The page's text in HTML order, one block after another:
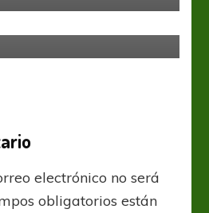
electrónico no será
obligatorios están